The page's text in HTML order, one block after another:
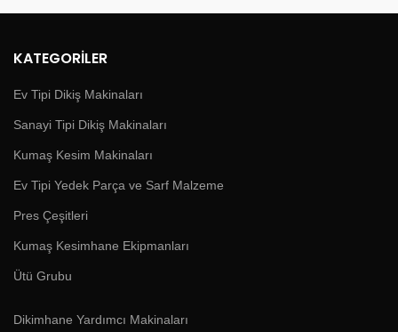
KATEGORILER
Ev Tipi Dikiş Makinaları
Sanayi Tipi Dikiş Makinaları
Kumaş Kesim Makinaları
Ev Tipi Yedek Parça ve Sarf Malzeme
Pres Çeşitleri
Kumaş Kesimhane Ekipmanları
Ütü Grubu
Dikimhane Yardımcı Makinaları